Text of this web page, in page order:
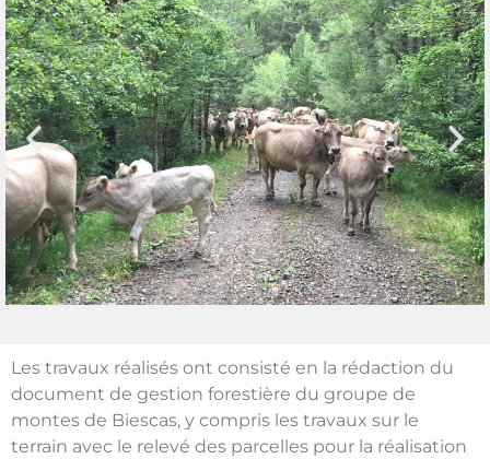
Les travaux réalisés ont consisté en la rédaction du
document de gestion forestière du groupe de
montes de Biescas, y compris les travaux sur le
terrain avec le relevé des parcelles pour la réalisation